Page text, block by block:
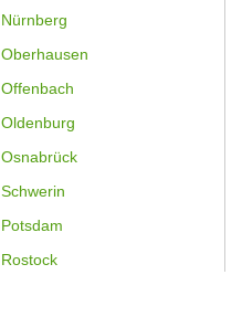
Nürnberg
Oberhausen
Offenbach
Oldenburg
Osnabrück
Schwerin
Potsdam
Rostock